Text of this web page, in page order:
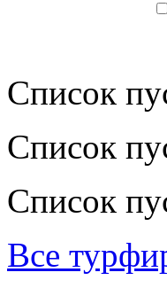
Список
Список
Список
Все